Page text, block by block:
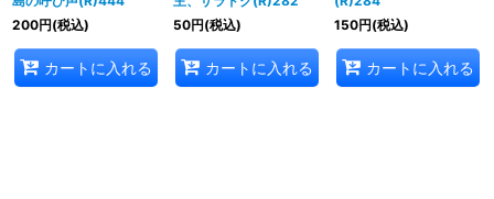
200円(税込)
カートに入れる
50円(税込)
カートに入れる
150円(税込)
カートに入れる